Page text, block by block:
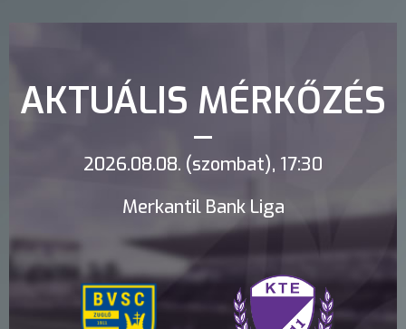
AKTUÁLIS MÉRKŐZÉS
2026.08.08. (szombat), 17:30
Merkantil Bank Liga